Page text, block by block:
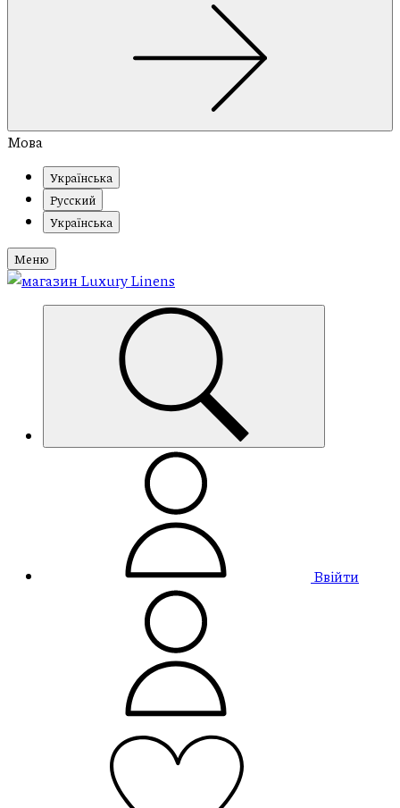
Мова
Українська
Русский
Українська
Меню
Ввійти